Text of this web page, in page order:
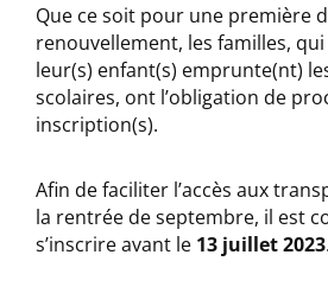
Que ce soit pour une première
renouvellement, les familles,
leur(s) enfant(s) emprunte(nt)
scolaires, ont l’obligation de
inscription(s).
Afin de faciliter l’accès aux
la rentrée de septembre, il est
s’inscrire avant le 13 juillet 2023.